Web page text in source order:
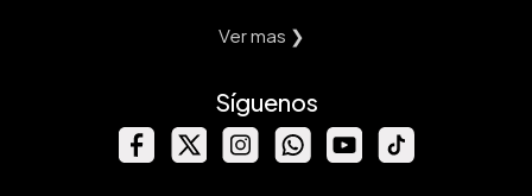
Ver mas ❯
Síguenos